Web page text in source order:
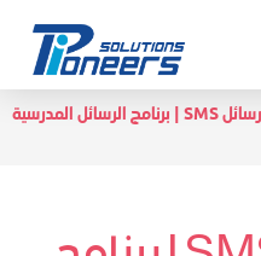
خدمات رسائل SMS | برنامج الرسائل المدرسية